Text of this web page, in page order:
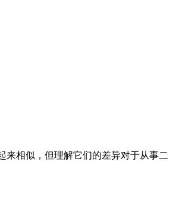
来相似，但理解它们的差异对于从事二